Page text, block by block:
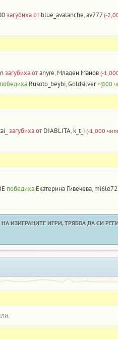
загубиха от blue_avalanche,av777 (-
загубиха отanyre, Младен Манов (-
победиха Rusoto_beybi,Goldsilver +(800
загубиха от DIABLITA, k_t_i (-1,000
победиха Екатерина Гивечева, mi6le72
ИЗИГРАНИТЕ ИГРИ, ТРЯБВА ДА СИ